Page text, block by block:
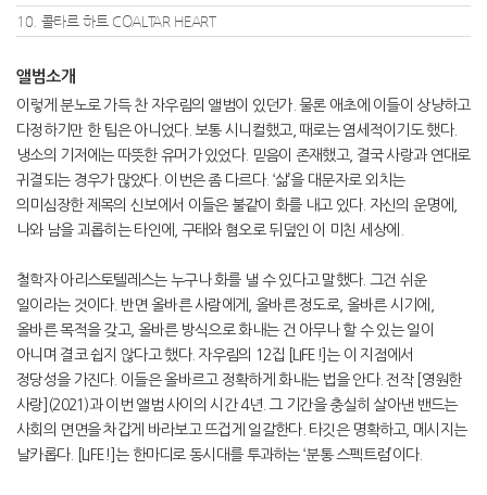
10. 콜타르 하트 COALTAR HEART
앨범소개
이렇게 분노로 가득 찬 자우림의 앨범이 있던가. 물론 애초에 이들이 상냥하고
다정하기만 한 팀은 아니었다. 보통 시니컬했고, 때로는 염세적이기도 했다.
냉소의 기저에는 따뜻한 유머가 있었다. 믿음이 존재했고, 결국 사랑과 연대로
귀결되는 경우가 많았다. 이번은 좀 다르다. ‘삶’을 대문자로 외치는
의미심장한 제목의 신보에서 이들은 불같이 화를 내고 있다. 자신의 운명에,
나와 남을 괴롭히는 타인에, 구태와 혐오로 뒤덮인 이 미친 세상에.
철학자 아리스토텔레스는 누구나 화를 낼 수 있다고 말했다. 그건 쉬운
일이라는 것이다. 반면 올바른 사람에게, 올바른 정도로, 올바른 시기에,
올바른 목적을 갖고, 올바른 방식으로 화내는 건 아무나 할 수 있는 일이
아니며 결코 쉽지 않다고 했다. 자우림의 12집 [LIFE!]는 이 지점에서
정당성을 가진다. 이들은 올바르고 정확하게 화내는 법을 안다. 전작 [영원한
사랑](2021)과 이번 앨범 사이의 시간 4년. 그 기간을 충실히 살아낸 밴드는
사회의 면면을 차갑게 바라보고 뜨겁게 일갈한다. 타깃은 명확하고, 메시지는
날카롭다. [LIFE!]는 한마디로 동시대를 투과하는 ‘분통 스펙트럼’이다.